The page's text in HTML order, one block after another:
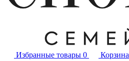
Избранные товары 0 Корзина